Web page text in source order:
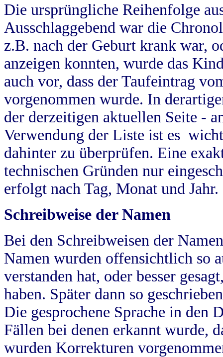
Die ursprüngliche Reihenfolge
Ausschlaggebend war die
z.B. nach der Geburt krank war,
anzeigen konnten, wurde das
auch vor, dass der Taufeintrag
vorgenommen wurde. In
der derzeitigen aktuellen Seite -
Verwendung der Liste ist es
dahinter zu überprüfen. Eine
technischen Gründen nur
erfolgt nach Tag, Monat und Jahr.
Schreibweise der Namen
Bei den Schreibweisen der
Namen wurden offensichtlich so
verstanden hat, oder besser
haben. Später dann so
Die gesprochene Sprache in
Fällen bei denen erkannt wurde,
wurden Korrekturen